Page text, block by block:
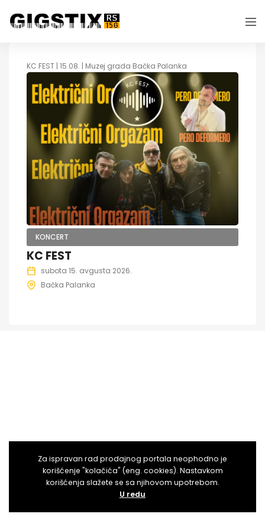
KC FEST | 15.08. | Muzej grada Bačka Palanka
KONCERT
KC FEST
subota 15. avgusta 2026.
Bačka Palanka
Za ispravan rad prodajnog portala neophodno je
korišćenje "kolačića" (eng. cookies). Nastavkom
korišćenja slažete se sa njihovom upotrebom.
U redu